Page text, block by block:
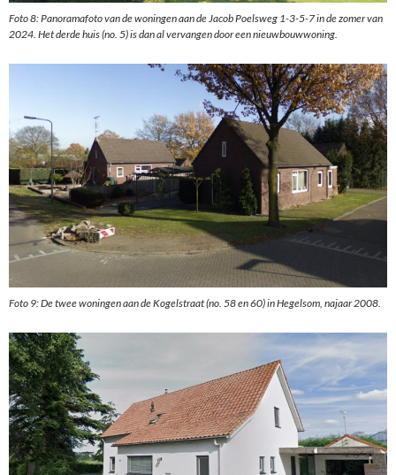
Foto 8: Panoramafoto van de woningen aan de Jacob Poelsweg 1-3-5-7 in de zomer van
2024. Het derde huis (no. 5) is dan al vervangen door een nieuwbouwwoning.
Foto 9: De twee woningen aan de Kogelstraat (no. 58 en 60) in Hegelsom, najaar 2008.